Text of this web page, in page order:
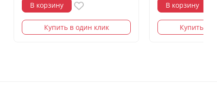
В корзину
Купить в один клик
В корзину
Купить в